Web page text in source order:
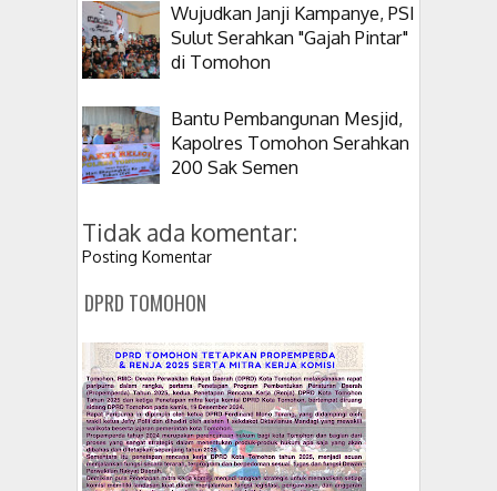
Wujudkan Janji Kampanye, PSI
Sulut Serahkan "Gajah Pintar"
di Tomohon
Bantu Pembangunan Mesjid,
Kapolres Tomohon Serahkan
200 Sak Semen
Tidak ada komentar:
Posting Komentar
DPRD TOMOHON